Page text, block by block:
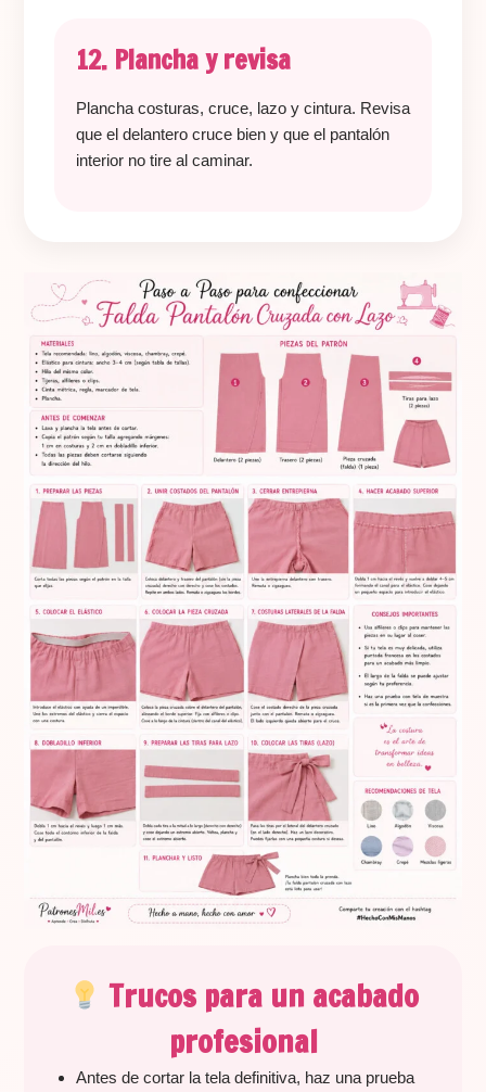
12. Plancha y revisa
Plancha costuras, cruce, lazo y cintura. Revisa
que el delantero cruce bien y que el pantalón
interior no tire al caminar.
Trucos para un acabado
profesional
Antes de cortar la tela definitiva, haz una prueba